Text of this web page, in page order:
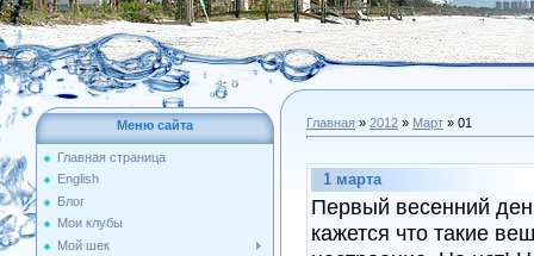
Меню сайта
Главная страница
English
Блог
Мои клубы
Мой шек
Главная » 2012 » Март » 01
1 марта
Первый весенний
кажется что такие